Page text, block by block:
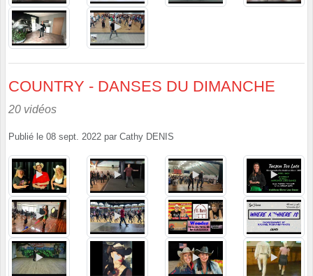
COUNTRY - DANSES DU DIMANCHE
20 vidéos
Publié le 08 sept. 2022 par Cathy DENIS